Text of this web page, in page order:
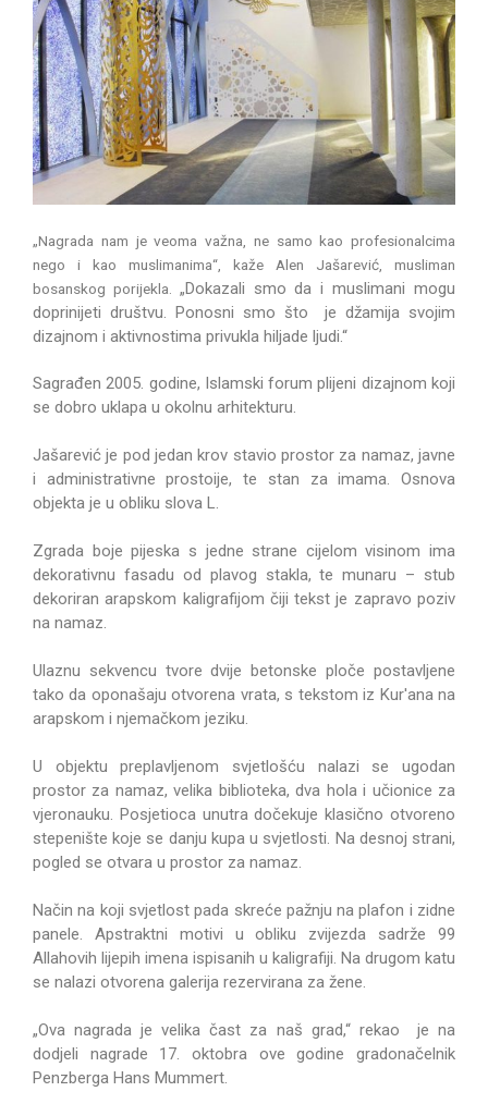
„Nagrada nam je veoma važna, ne samo kao profesionalcima
nego i kao muslimanima“, kaže Alen Jašarević, musliman
bosanskog porijekla. „Dokazali smo da i muslimani mogu
doprinijeti društvu. Ponosni smo što je džamija svojim
dizajnom i aktivnostima privukla hiljade ljudi.“
Sagrađen 2005. godine, Islamski forum plijeni dizajnom koji
se dobro uklapa u okolnu arhitekturu.
Jašarević je pod jedan krov stavio prostor za namaz, javne
i administrativne prostoije, te stan za imama. Osnova
objekta je u obliku slova L.
Zgrada boje pijeska s jedne strane cijelom visinom ima
dekorativnu fasadu od plavog stakla, te munaru – stub
dekoriran arapskom kaligrafijom čiji tekst je zapravo poziv
na namaz.
Ulaznu sekvencu tvore dvije betonske ploče postavljene
tako da oponašaju otvorena vrata, s tekstom iz Kur'ana na
arapskom i njemačkom jeziku.
U objektu preplavljenom svjetlošću nalazi se ugodan
prostor za namaz, velika biblioteka, dva hola i učionice za
vjeronauku. Posjetioca unutra dočekuje klasično otvoreno
stepenište koje se danju kupa u svjetlosti. Na desnoj strani,
pogled se otvara u prostor za namaz.
Način na koji svjetlost pada skreće pažnju na plafon i zidne
panele. Apstraktni motivi u obliku zvijezda sadrže 99
Allahovih lijepih imena ispisanih u kaligrafiji. Na drugom katu
se nalazi otvorena galerija rezervirana za žene.
„Ova nagrada je velika čast za naš grad,“ rekao je na
dodjeli nagrade 17. oktobra ove godine gradonačelnik
Penzberga Hans Mummert.